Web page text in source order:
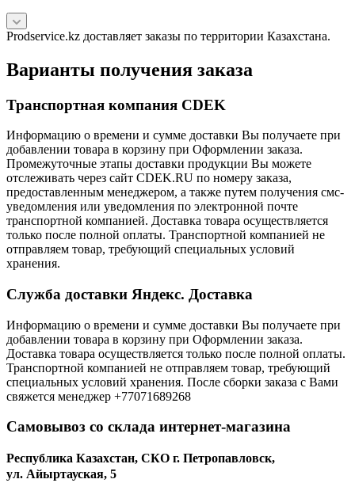
Prodservice.kz доставляет заказы по территории Казахстана.
Варианты получения заказа
Транспортная компания CDEK
Информацию о времени и сумме доставки Вы получаете при
добавлении товара в корзину при Оформлении заказа.
Промежуточные этапы доставки продукции Вы можете
отслеживать через сайт CDEK.RU по номеру заказа,
предоставленным менеджером, а также путем получения смс-
уведомления или уведомления по электронной почте
транспортной компанией. Доставка товара осуществляется
только после полной оплаты. Транспортной компанией не
отправляем товар, требующий специальных условий
хранения.
Служба доставки Яндекс. Доставка
Информацию о времени и сумме доставки Вы получаете при
добавлении товара в корзину при Оформлении заказа.
Доставка товара осуществляется только после полной оплаты.
Транспортной компанией не отправляем товар, требующий
специальных условий хранения. После сборки заказа с Вами
свяжется менеджер +77071689268
Самовывоз со склада интернет-магазина
Республика Казахстан, СКО г. Петропавловск,
ул. Айыртауская, 5